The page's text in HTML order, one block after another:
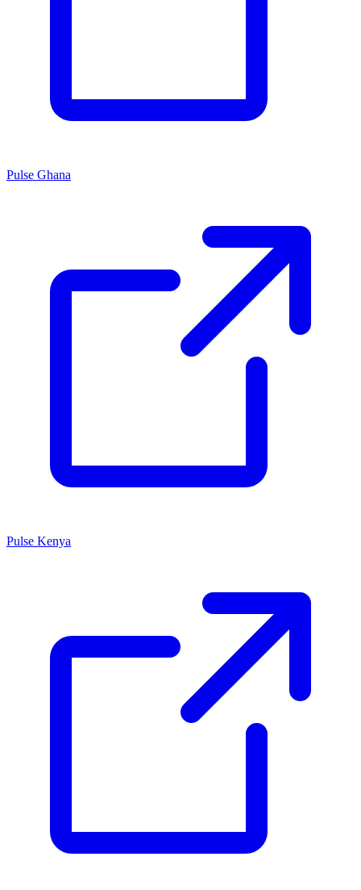
Pulse Ghana
Pulse Kenya